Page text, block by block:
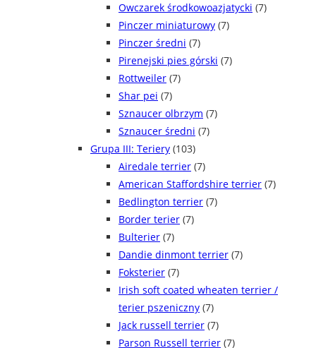
Owczarek środkowoazjatycki (7)
Pinczer miniaturowy (7)
Pinczer średni (7)
Pirenejski pies górski (7)
Rottweiler (7)
Shar pei (7)
Sznaucer olbrzym (7)
Sznaucer średni (7)
Grupa III: Teriery (103)
Airedale terrier (7)
American Staffordshire terrier (7)
Bedlington terrier (7)
Border terier (7)
Bulterier (7)
Dandie dinmont terrier (7)
Foksterier (7)
Irish soft coated wheaten terrier /
terier pszeniczny (7)
Jack russell terrier (7)
Parson Russell terrier (7)